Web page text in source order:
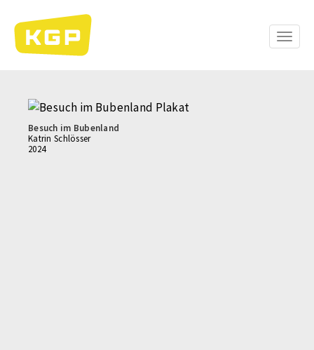
zum
Inhalt
Toggle
Besuch im Bubenland
Katrin Schlösser
2024